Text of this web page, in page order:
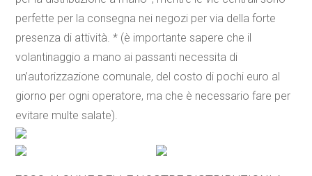
perfette per la consegna nei negozi per via della forte
presenza di attività. * (è importante sapere che il
volantinaggio a mano ai passanti necessita di
un’autorizzazione comunale, del costo di pochi euro al
giorno per ogni operatore, ma che è necessario fare per
evitare multe salate).